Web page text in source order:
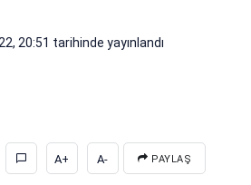
20:51 tarihinde yayınlandı
A+ A- PAYLAŞ